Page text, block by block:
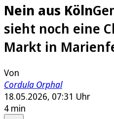
Nein aus Köln
sieht noch eine
Markt in
Von
Cordula Orphal
18.05.2026, 07:31 Uhr
4 min